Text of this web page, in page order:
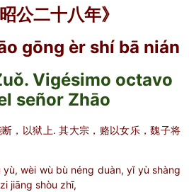
昭公二十八年》
gōng èr shí bā nián
Vigésimo octavo
señor Zhāo
，以狱上. 其大宗，赂以女乐，魏子将
wèi wù bù néng duàn, yǐ yù shàng
jiāng shòu zhī,